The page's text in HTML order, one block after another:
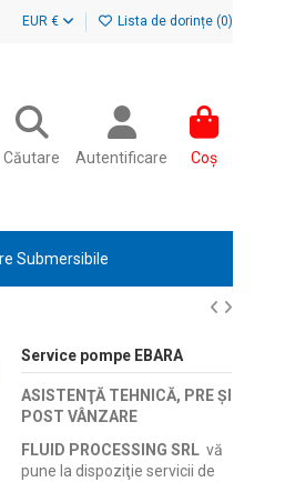
EUR € Lista de dorințe (0)
Căutare Autentificare Coș
Submersibile
Service pompe EBARA
ASISTENŢĂ TEHNICĂ, PRE ŞI
POST VÂNZARE
FLUID PROCESSING SRLvă
pune la dispoziţie servicii de